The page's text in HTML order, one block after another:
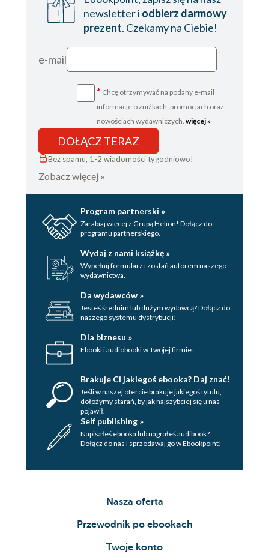
28. SZLAK TARNÓW WIELKI ROGACZ
29. SZLAK TRZECH POGÓRZY
newsletter i odbierz darmowy
prezent. Czekamy na Ciebie!
e-mail
* Chcę otrzymywać na podany e-mail
informacje o zniżkach, promocjach oraz
nowościach wydawniczych. więcej »
DOŁĄCZ TERAZ
Bez spamu, 1-2 wiadomości tygodniowo!
Zobacz więcej »
Program partnerski »
Zarabiaj więcej z Grupą Helion! Dołącz do
programu partnerskiego.
Wydaj z nami książkę »
Wypełnij formularz i zostań autorem naszego
wydawnictwa.
Da wydawców »
Jesteś średnim lub dużym wydawcą? Dołącz do
naszego systemu dystrybucji!
Dla biznesu »
Ebooki i audiobooki w Twojej firmie.
Brakuje Ci jakiegoś ebooka? Daj znać!
Jeśli w naszej ofercie brakuje jakiegoś tytulu,
dołożymy starań, by jak najszybciej się u nas
pojawił.
Self publishing »
Napisałeś ebooka lub nagrałeś audibook?
Dołącz do nas i sprzedawaj go w Ebookpoint!
Nasza oferta
Przewodnik po ebookach
Twoje konto